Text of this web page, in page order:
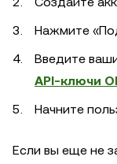
Нажмите
Введите
API-ключи
Начните
Если вы еще не